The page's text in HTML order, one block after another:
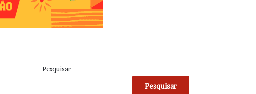
Pesquisar
Pesquisar